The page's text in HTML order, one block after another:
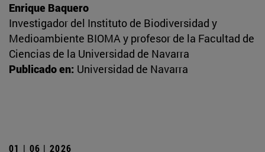
Enrique Baquero
Investigador del Instituto de Biodiversidad y
Medioambiente BIOMA y profesor de la Facultad de
Ciencias de la Universidad de Navarra
Publicado en: Universidad de Navarra
01 | 06 | 2026